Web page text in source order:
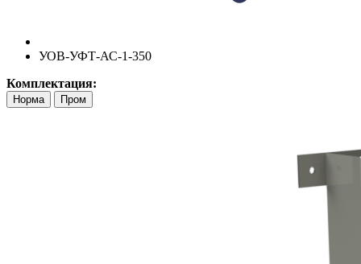
УОВ-УФТ-АС-1-350
Комплектация:
Норма Пром